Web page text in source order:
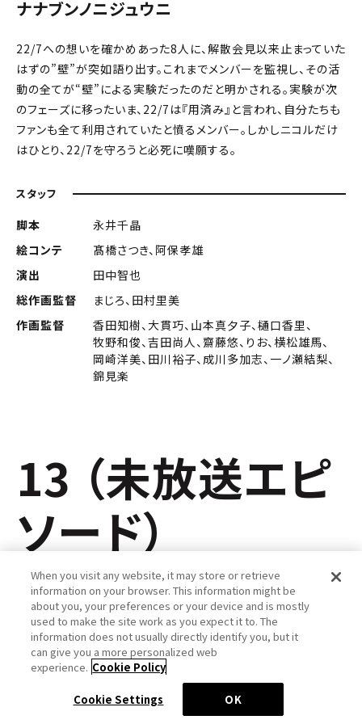
ナナブンノニジュウニ
22/7への想いを確かめあった8人に、解散会見以来止まっていた
はずの”壁”が突如語り出す。これまでメンバーを監視し、その活
動の全てが“壁”による実験だったのだと明かされる。実験が次
のフェーズに移ったいま、22/7は『用済み』と言われ、自分たちも
ファンも全て利用されていたと憤るメンバー。しかしニコルだけ
はひとり、22/7を守ろうと必死に嘆願する。
スタッフ
脚本
永井千晶
絵コンテ
髙橋さつき、阿保孝雄
演出
田中智也
総作画監督
まじろ、田村里美
作画監督
香田知樹、大貫巧、山本真夕子、樋口香里、
牧野和俊、吉田尚人、齋藤悠、りお、横松雄馬、
岡崎洋美、田川裕子、成川多加志、一ノ瀬結梨、
錦見楽
13 （未放送エピ
ソード）
…
When you visit any website, it may store or retrieve
information on your browser. This information might be
about you, your preferences or your device and is mostly
used to make the site work as you expect it to. The
information does not usually directly identify you, but it
can give you a more personalized web
experience. Cookie Policy
Cookie Settings OK